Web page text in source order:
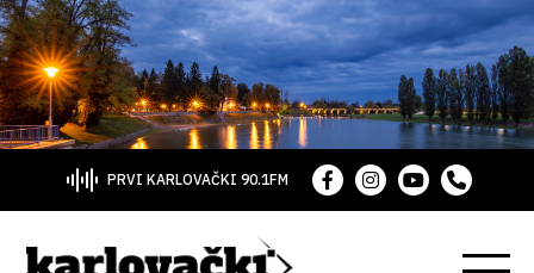
PRVI KARLOVAČKI 90.1FM